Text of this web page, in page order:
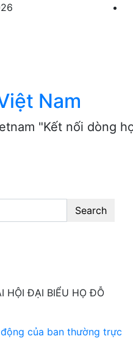
Nam
"Kết nối dòng
Search
HỘI ĐẠI BIỂU HỌ ĐỖ
của ban thường trực